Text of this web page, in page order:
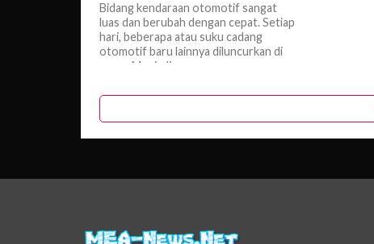
Bidang kendaraan otomotif sangat
luas dan berubah dengan cepat. Setiap
hari, beberapa atau suku cadang
otomotif baru lainnya diluncurkan di
pasar. Menjadi...